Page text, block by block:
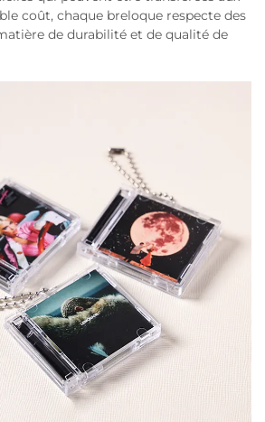
coût, chaque breloque respecte des
de durabilité et de qualité de